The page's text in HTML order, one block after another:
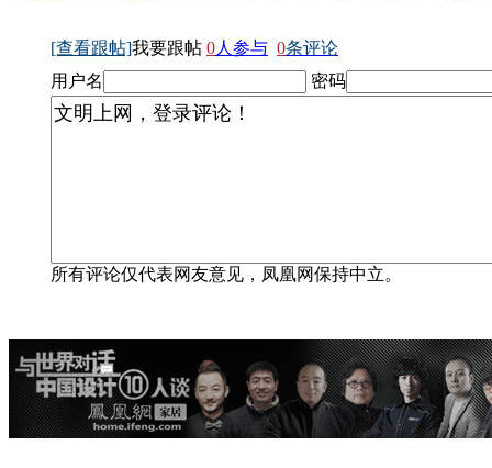
[查看跟帖]我要跟帖 0人参与 0条评论
用户名
密码
所有评论仅代表网友意见，凤凰网保持中立。